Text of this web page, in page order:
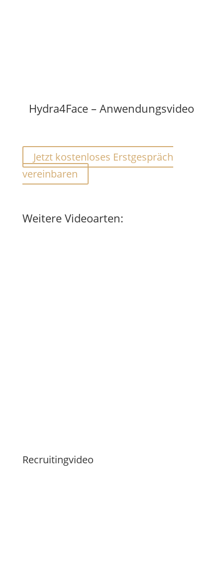
Hydra4Face – Anwendungsvideo
Jetzt kostenloses Erstgespräch
vereinbaren
Weitere Videoarten:
Recruitingvideo